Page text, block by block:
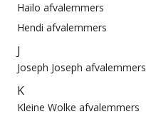
Hailo afvalemmers
Hendi afvalemmers
J
Joseph Joseph afvalemmers
K
Kleine Wolke afvalemmers